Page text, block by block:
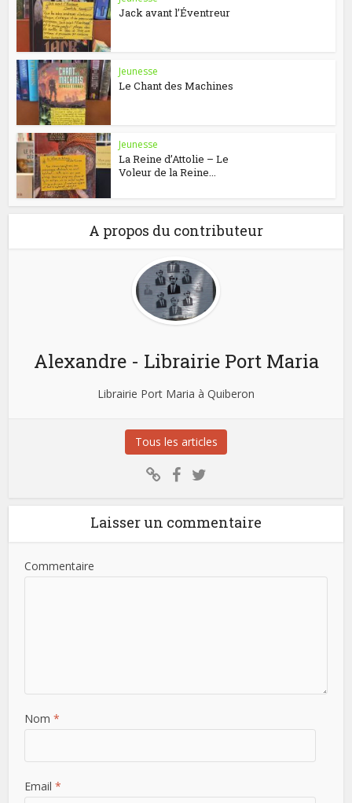
Jack avant l’Éventreur
Jeunesse
Le Chant des Machines
Jeunesse
La Reine d’Attolie – Le
Voleur de la Reine...
A propos du contributeur
Alexandre - Librairie Port Maria
Librairie Port Maria à Quiberon
Tous les articles
Laisser un commentaire
Commentaire
Nom *
Email *